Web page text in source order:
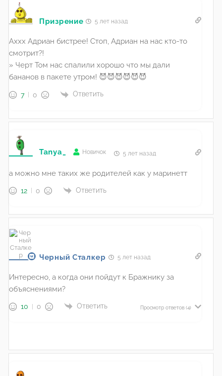
Призрение 5 лет назад
Аххх Адриан бистрее! Стоп, Адриан на нас кто-то
смотрит?!
» Черт Том нас спалили хорошо что мы дали
бананов в пакете утром! 😈😈😈😈😈😈
7 0 Ответить
Tanya_ Новичок 5 лет назад
а можно мне таких же родителей как у маринетт
12 0 Ответить
Черный Сталкер 5 лет назад
Интересно, а когда они пойдут к Бражнику за
объяснениями?
10 0 Ответить Просмотр ответов (4)